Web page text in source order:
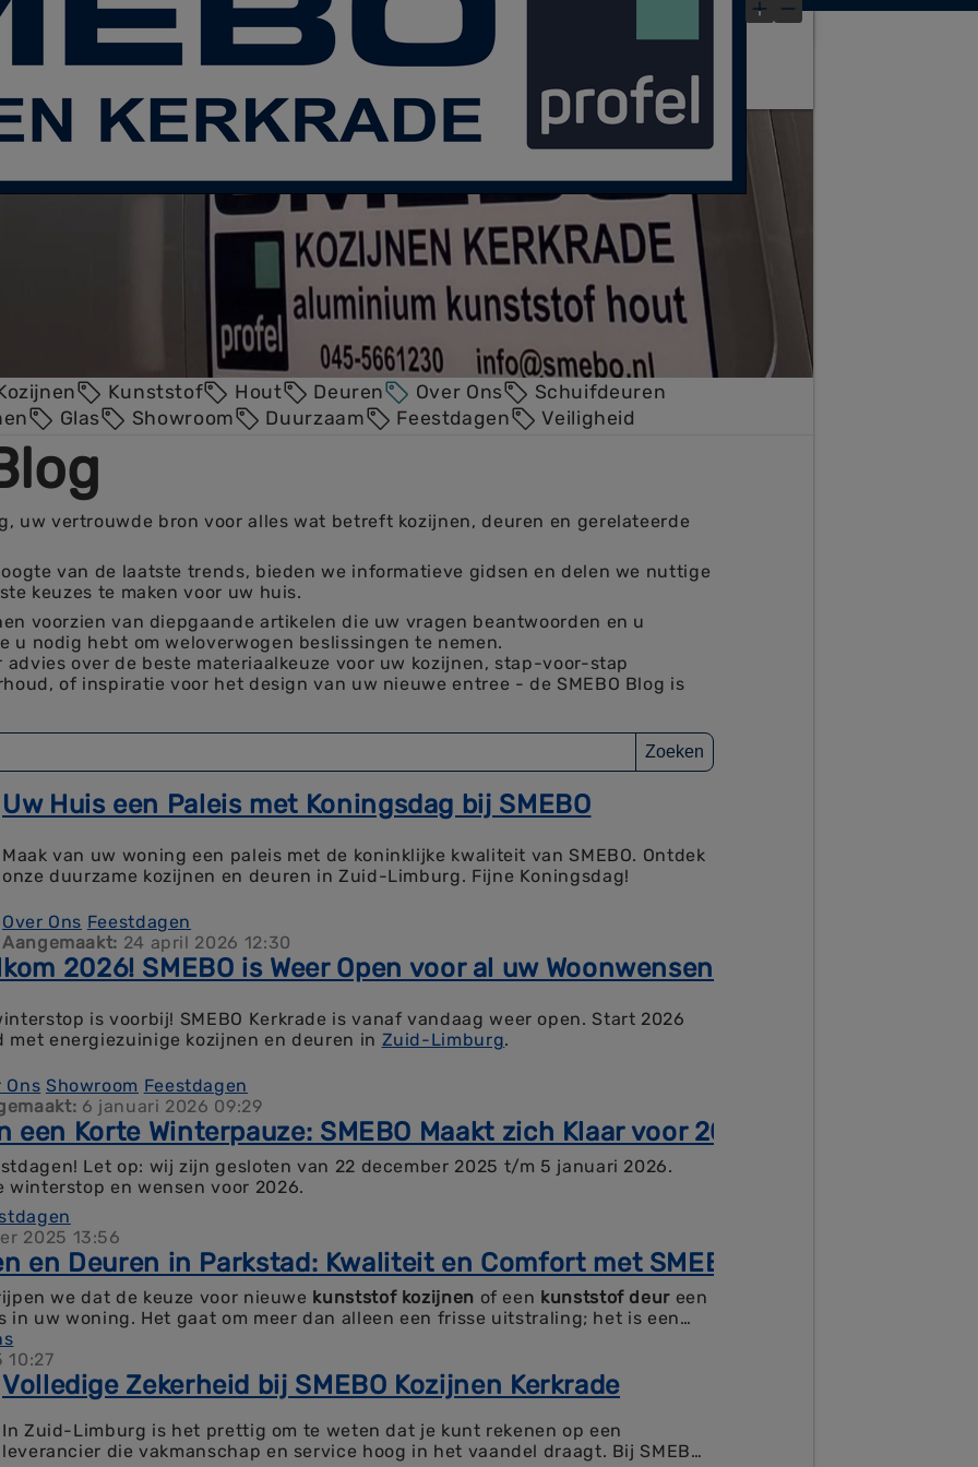
Post! ×
Kunststof Hout Deuren Over Ons
Schuifdeuren
Glas Showroom Duurzaam Feestdagen Veiligheid
uw vertrouwde bron voor alles wat betreft kozijnen, deuren en gerelateerde
van de laatste trends, bieden we informatieve gidsen en delen we nuttige
keuzes te maken voor uw huis.
voorzien van diepgaande artikelen die uw vragen beantwoorden en u
u nodig hebt om weloverwogen beslissingen te nemen.
advies over de beste materiaalkeuze voor uw kozijnen, stap-voor-stap
of inspiratie voor het design van uw nieuwe entree - de SMEBO Blog is
Zoeken
Uw Huis een Paleis met Koningsdag bij SMEBO
Maak van uw woning een paleis met de koninklijke kwaliteit van SMEBO. Ontdek
onze duurzame kozijnen en deuren in Zuid-Limburg. Fijne Koningsdag!
Over Ons Feestdagen
Aangemaakt: 24 april 2026 12:30
2026! SMEBO is Weer Open voor al uw Woonwensen
is voorbij! SMEBO Kerkrade is vanaf vandaag weer open. Start 2026
met energiezuinige kozijnen en deuren in Zuid-Limburg.
Ons Showroom Feestdagen
6 januari 2026 09:29
een Korte Winterpauze: SMEBO Maakt zich Klaar voor 2026
Let op: wij zijn gesloten van 22 december 2025 t/m 5 januari 2026.
winterstop en wensen voor 2026.
2025 13:56
en Deuren in Parkstad: Kwaliteit en Comfort met SMEBO
we dat de keuze voor nieuwe kunststof kozijnen of een kunststof deureen
in uw woning. Het gaat om meer dan alleen een frisse uitstraling; het is een
wooncomfort, veiligheid en energiebesparing.
Volledige Zekerheid bij SMEBO Kozijnen Kerkrade
In Zuid-Limburg is het prettig om te weten dat je kunt rekenen op een
leverancier die vakmanschap en service hoog in het vaandel draagt. Bij SMEBO